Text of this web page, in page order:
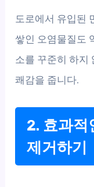
도로에서 유입된
쌓인 오염물질도
소를 꾸준히 하지
쾌감을 줍니다.
2. 효과적
제거하기